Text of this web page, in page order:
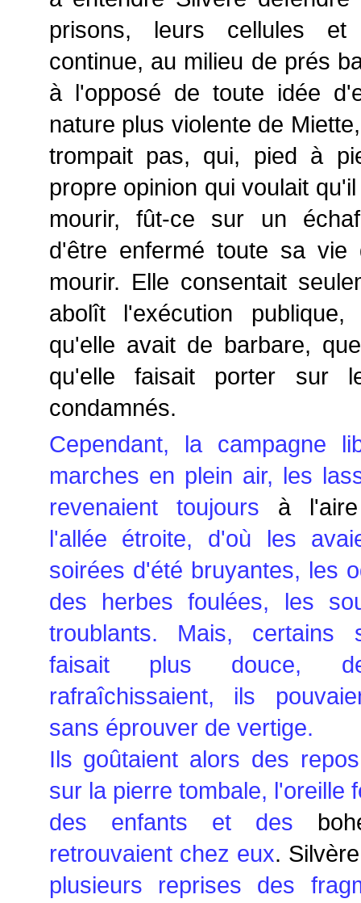
prisons, leurs cellules et
continue, au milieu de prés
à l'opposé de toute idée
nature plus violente de
trompait pas, qui, pied à
propre opinion qui voulait
mourir, fût-ce sur un
d'être enfermé toute sa vie
mourir. Elle consentait
abolît l'exécution
qu'elle avait de barbare,
qu'elle faisait porter sur
condamnés.
Cependant, la campagne
marches en plein air, les
revenaient toujours à
l'allée étroite, d'où les
soirées d'été bruyantes, les
des herbes foulées, les
troublants. Mais, certains
faisait plus douce,
rafraîchissaient, ils
sans éprouver de vertige.
Ils goûtaient alors des
sur la pierre tombale, l'oreille
des enfants et des
retrouvaient chez eux. Silvère
plusieurs reprises des